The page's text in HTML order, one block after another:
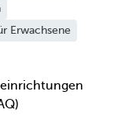
Erwachsene